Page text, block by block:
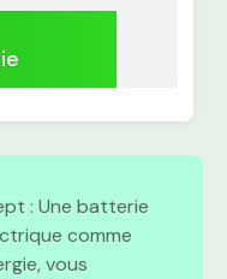
: Une batterie
comme
vous